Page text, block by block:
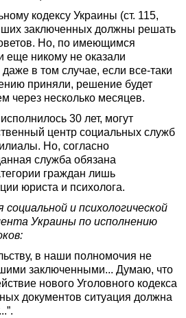
кодексу Украины (ст. 115,
заключенных должны решать
Но, по имеющимся
еще никому не оказали
в том случае, если все-таки
приняли, решение будет
через несколько месяцев.
30 лет, могут
центр социальных служб
Но, согласно
служба обязана
граждан лишь
юриста и психолога.
социальной и психологической
Украины по исполнению
в наши полномочия не
заключенными... Думаю, что
нового Уголовного кодекса
документов ситуация должна